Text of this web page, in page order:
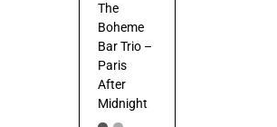
The
Boheme
Bar Trio –
Paris
After
Midnight